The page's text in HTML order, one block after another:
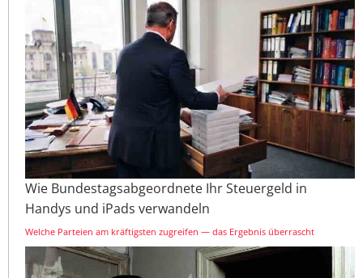
Wie Bundestagsabgeordnete Ihr Steuergeld in
Handys und iPads verwandeln
Welche Parteien am kräftigsten zugreifen — das Ergebnis überrascht